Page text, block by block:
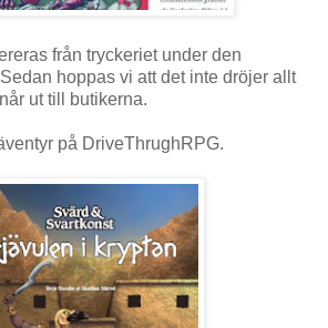
från tryckeriet under den
hoppas vi att det inte dröjer allt
ut till butikerna.
på DriveThrughRPG.